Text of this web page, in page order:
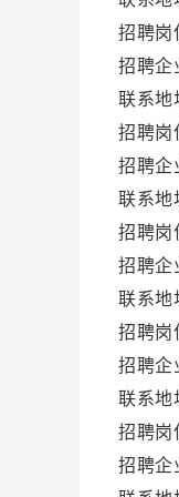
招聘岗
招聘企
联系地
招聘岗
招聘企
联系地
招聘岗
招聘企
联系地
招聘岗
招聘企
联系地
招聘岗
招聘企